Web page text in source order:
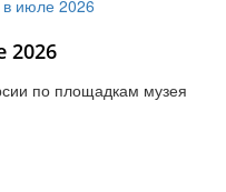
2026
по площадкам музея